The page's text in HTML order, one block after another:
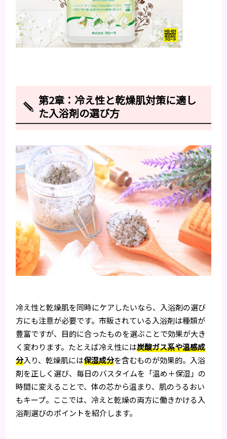
第2章：冷え性と乾燥肌対策に適し
た入浴剤の選び方
冷え性と乾燥肌を同時にケアしたいなら、入浴剤の選び
方にも注意が必要です。市販されている入浴剤は種類が
豊富ですが、目的に合ったものを選ぶことで効果が大き
く変わります。たとえば冷え性には炭酸ガス系や温感成
分入り、乾燥肌には保湿成分を含むものが効果的。入浴
剤を正しく選び、毎日のバスタイムを「温め＋保湿」の
時間に変えることで、体の芯から温まり、肌のうるおい
もキープ。ここでは、冷えと乾燥の両方に働きかける入
浴剤選びのポイントを紹介します。